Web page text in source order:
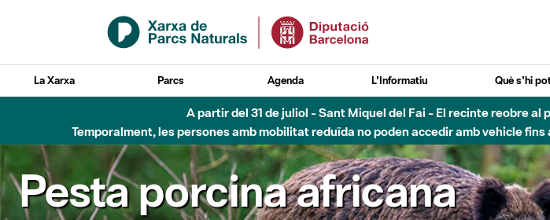
Salta al contingut principal
La Xarxa Parcs Agenda L'Informatiu Què s'hi
A partir del 31 de juliol - Sant Miquel del Fai - El recinte reobre
Temporalment, les persones amb mobilitat reduïda no poden accedir amb vehicle
Pesta porcina africana